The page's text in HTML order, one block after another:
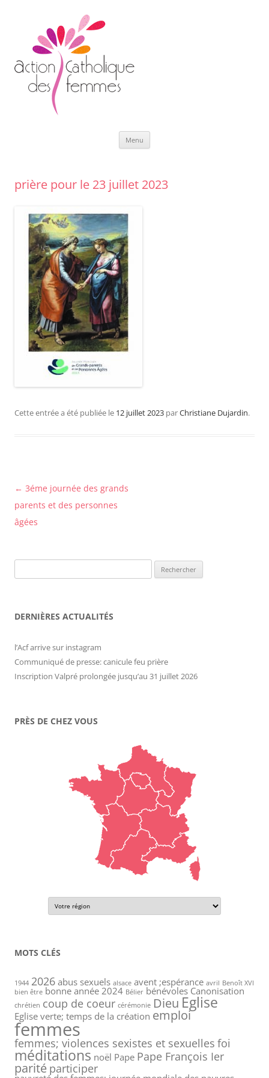
Menu
prière pour le 23 juillet 2023
Cette entrée a été publiée le 12 juillet 2023 parChristiane Dujardin.
Navigation
des
articles
← 3éme journée des grands
parents et des personnes
âgées
DERNIÈRES ACTUALITÉS
l’Acf arrive sur instagram
Communiqué de presse: canicule feu prière
Inscription Valpré prolongée jusqu’au 31 juillet 2026
PRÈS DE CHEZ VOUS
MOTS CLÉS
1944 2026 abus sexuels alsace avent ;espérance avril Benoît XVI
bien être bonne année 2024 Bélier bénévoles Canonisation
chrétien coup de coeur cérémonie Dieu Eglise
Eglise verte; temps de la création emploi
femmes
femmes; violences sexistes et sexuelles foi
méditations noël Pape Pape François Ier
parité participer